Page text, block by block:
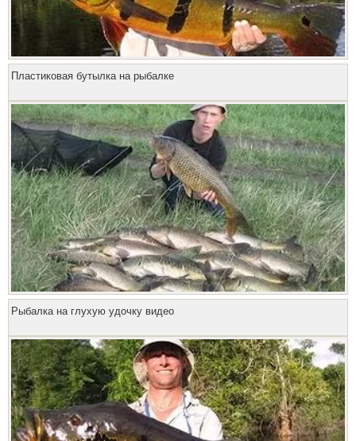
Пластиковая бутылка на рыбалке
Рыбалка на глухую удочку видео